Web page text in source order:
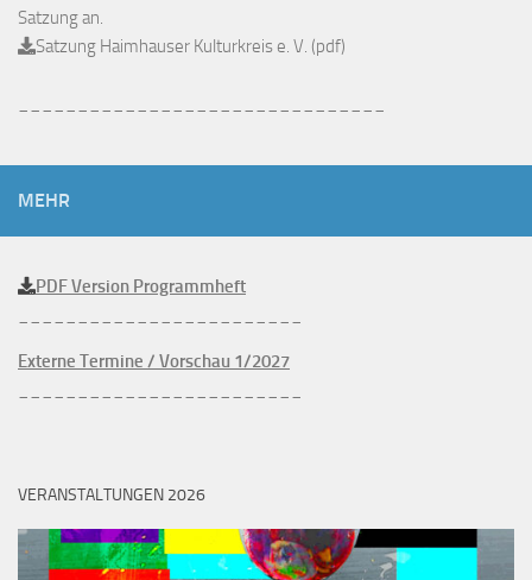
Satzung an.
Satzung Haimhauser Kulturkreis e. V. (pdf)
MEHR
PDF Version Programmheft
Externe Termine / Vorschau 1/2027
VERANSTALTUNGEN 2026